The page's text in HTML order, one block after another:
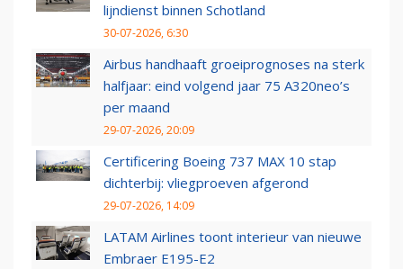
lijndienst binnen Schotland
30-07-2026, 6:30
Airbus handhaaft groeiprognoses na sterk
halfjaar: eind volgend jaar 75 A320neo’s
per maand
29-07-2026, 20:09
Certificering Boeing 737 MAX 10 stap
dichterbij: vliegproeven afgerond
29-07-2026, 14:09
LATAM Airlines toont interieur van nieuwe
Embraer E195-E2